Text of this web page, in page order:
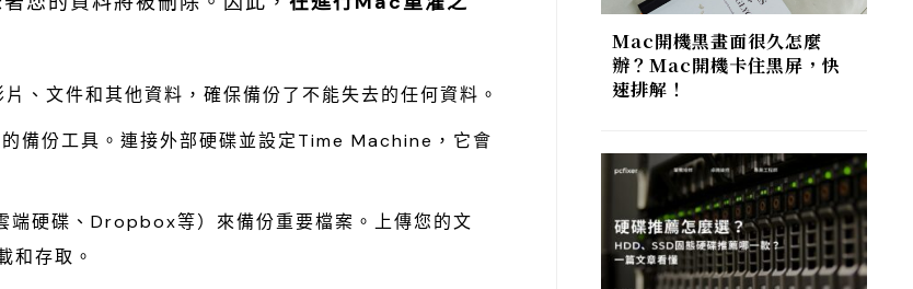
、文件和其他資料，確保備份了不能失去的任何資料。
份工具。連接外部硬碟並設定Time Machine，它會
硬碟、Dropbox等）來備份重要檔案。上傳您的文
和存取。
Mac開機黑畫面很久怎麼
辦？Mac開機卡住黑屏，快
速排解！